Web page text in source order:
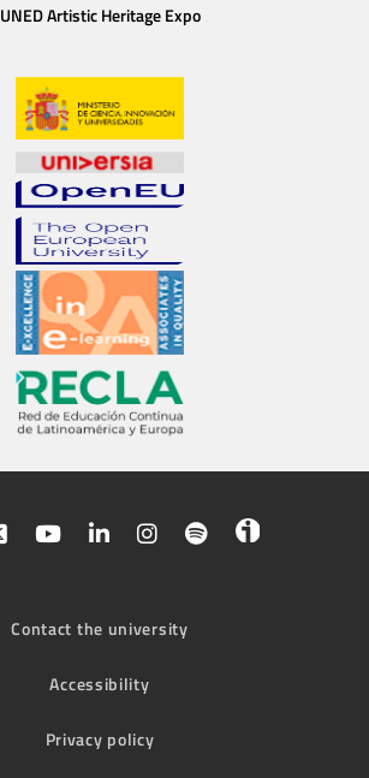
UNED Artistic Heritage Expo
Contact the university
Accessibility
Privacy policy